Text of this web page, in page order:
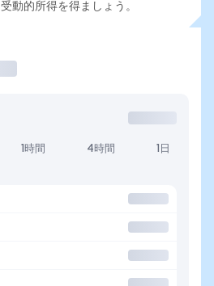
動的所得を得ましょう。
1時間 4時間 1日